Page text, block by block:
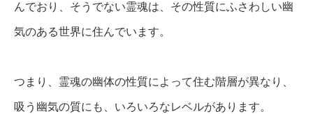
んでおり、そうでない霊魂は、その性質にふさわしい幽
気のある世界に住んでいます。
つまり、霊魂の幽体の性質によって住む階層が異なり、
吸う幽気の質にも、いろいろなレベルがあります。